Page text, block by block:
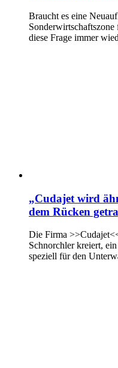
Braucht es eine
diese Frage immer
„Cudajet wird
dem Rücken
Die Firma
Schnorchler kreiert,
speziell für den